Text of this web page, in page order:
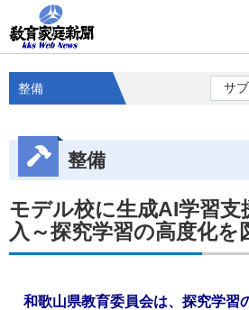
整備
整備
モデル校に生成AI学習
入～探究学習の高度化を
和歌山県教育委員会は、探究学習